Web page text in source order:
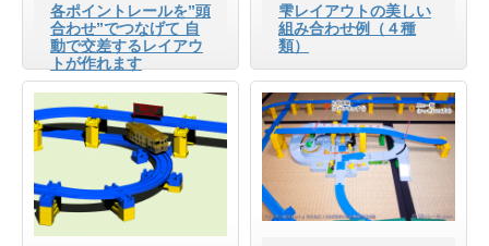
各ポイントレールを”頭
合わせ”でつなげて 自
動で交差するレイアウ
トが作れます
雫レイアウトの美しい
組み合わせ例（４種
類）